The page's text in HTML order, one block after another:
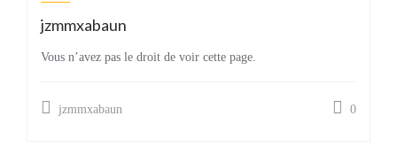
jzmmxabaun
Vous n’avez pas le droit de voir cette page.
jzmmxabaun 0